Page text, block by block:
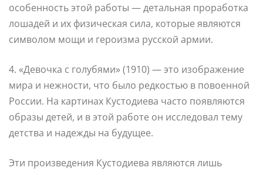
особенность этой работы — детальная проработка
лошадей и их физическая сила, которые являются
символом мощи и героизма русской армии.
4. «Девочка с голубями» (1910) — это изображение
мира и нежности, что было редкостью в повоенной
России. На картинах Кустодиева часто появляются
образы детей, и в этой работе он исследовал тему
детства и надежды на будущее.
Эти произведения Кустодиева являются лишь